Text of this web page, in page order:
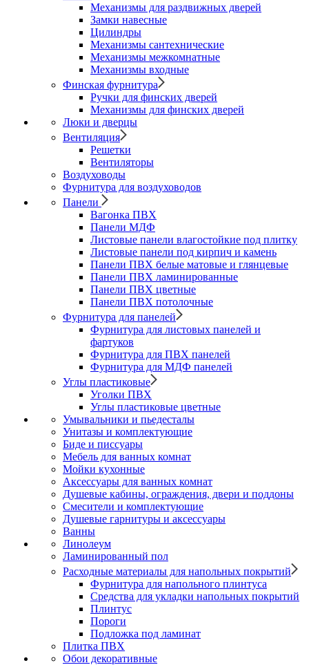
Механизмы для раздвижных дверей
Замки навесные
Цилиндры
Механизмы сантехнические
Механизмы межкомнатные
Механизмы входные
Финская фурнитура
Ручки для финских дверей
Механизмы для финских дверей
Люки и дверцы
Вентиляция
Решетки
Вентиляторы
Воздуховоды
Фурнитура для воздуховодов
Панели
Вагонка ПВХ
Панели МДФ
Листовые панели влагостойкие под плитку
Листовые панели под кирпич и камень
Панели ПВХ белые матовые и глянцевые
Панели ПВХ ламинированные
Панели ПВХ цветные
Панели ПВХ потолочные
Фурнитура для панелей
Фурнитура для листовых панелей и
фартуков
Фурнитура для ПВХ панелей
Фурнитура для МДФ панелей
Углы пластиковые
Уголки ПВХ
Углы пластиковые цветные
Умывальники и пьедесталы
Унитазы и комплектующие
Биде и писсуары
Мебель для ванных комнат
Мойки кухонные
Аксессуары для ванных комнат
Душевые кабины, ограждения, двери и поддоны
Смесители и комплектующие
Душевые гарнитуры и аксессуары
Ванны
Линолеум
Ламинированный пол
Расходные материалы для напольных покрытий
Фурнитура для напольного плинтуса
Средства для укладки напольных покрытий
Плинтус
Пороги
Подложка под ламинат
Плитка ПВХ
Обои декоративные